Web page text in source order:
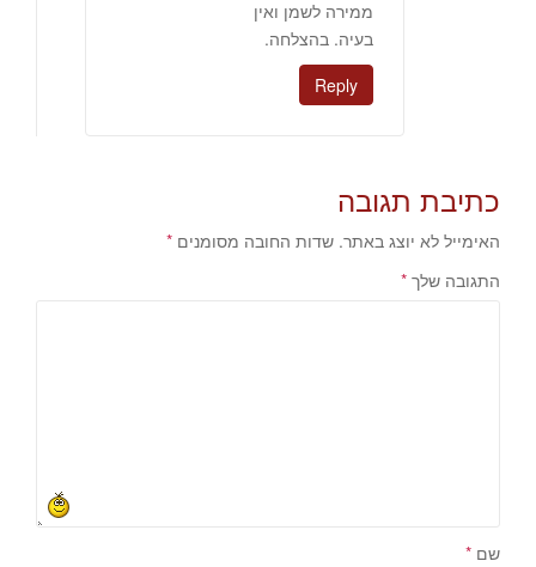
ממירה לשמן ואין
בעיה. בהצלחה.
Reply
כתיבת תגובה
האימייל לא יוצג באתר. שדות החובה מסומנים *
התגובה שלך *
שם *